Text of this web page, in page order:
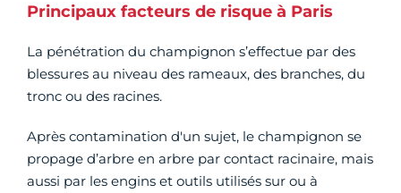
Principaux facteurs de risque à Paris
La pénétration du champignon s’effectue par des
blessures au niveau des rameaux, des branches, du
tronc ou des racines.
Après contamination d'un sujet, le champignon se
propage d’arbre en arbre par contact racinaire, mais
aussi par les engins et outils utilisés sur ou à